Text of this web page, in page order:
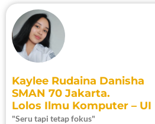
Kaylee Rudaina Danisha
SMAN 70 Jakarta.
Lolos Ilmu Komputer – UI
"Seru tapi tetap fokus"